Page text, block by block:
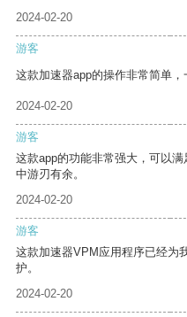
2024-02-20
游客
这款加速器app的操作非常简单，
2024-02-20
游客
这款app的功能非常强大，可以
中游刃有余。
2024-02-20
游客
这款加速器VPM应用程序已经为
护。
2024-02-20